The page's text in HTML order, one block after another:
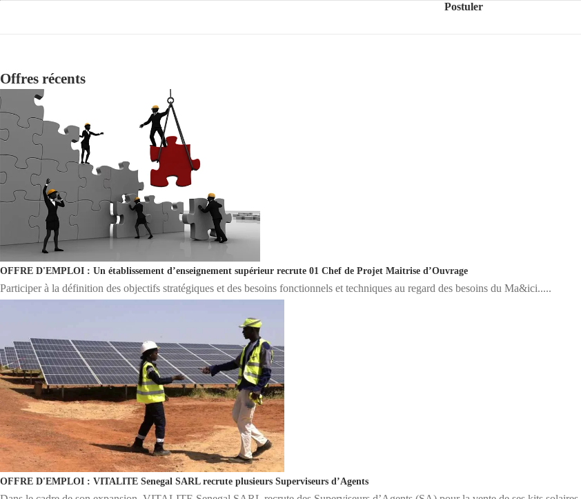
Postuler
Offres récents
OFFRE D'EMPLOI : Un établissement d’enseignement supérieur recrute 01 Chef de Projet Maitrise d’Ouvrage
Participer à la définition des objectifs stratégiques et des besoins fonctionnels et techniques au regard des besoins du Ma&ici.....
OFFRE D'EMPLOI : VITALITE Senegal SARL recrute plusieurs Superviseurs d’Agents